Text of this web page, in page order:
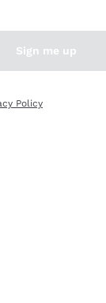
Sign me up
Policy